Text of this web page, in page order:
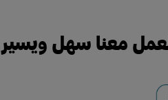
العمل معنا سهل ويسير